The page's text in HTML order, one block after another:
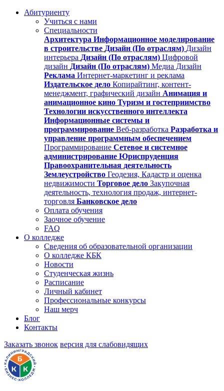
Абитуриенту
Учиться с нами
Специальности
Архитектура Информационное моделирование
в строительстве Дизайн (По отраслям) Дизайн
интерьера Дизайн (По отраслям) Цифровой
дизайн Дизайн (По отраслям) Медиа Дизайн
Реклама Интернет-маркетинг и реклама
Издательское дело Копирайтинг, контент-
менеджмент, графический дизайн Анимация и
анимационное кино Туризм и гостеприимство
Технологии искусственного интеллекта
Информационные системы и
программирование Веб-разработка Разработка и
управление программным обеспечением
Программирование Сетевое и системное
администрирование Юриспруденция
Правоохранительная деятельность
Землеустройство Геодезия, Кадастр и оценка
недвижимости Торговое дело Закупочная
деятельность, технология продаж, интернет-
торговля Банковское дело
Оплата обучения
Заочное обучение
FAQ
О колледже
Сведения об образовательной организации
О колледже КБК
Новости
Студенческая жизнь
Расписание
Личный кабинет
Профессиональные конкурсы
Наш мерч
Блог
Контакты
Заказать звонок версия для слабовидящих